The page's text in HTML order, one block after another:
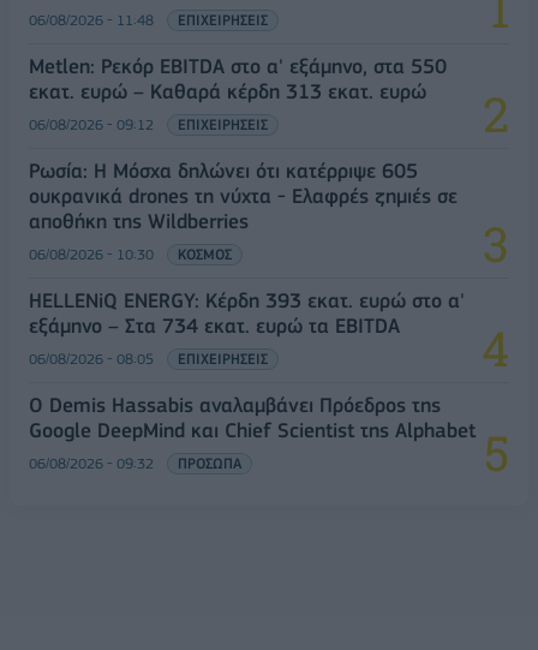
06/08/2026 - 11:48 ΕΠΙΧΕΙΡΗΣΕΙΣ
Metlen: Ρεκόρ EBITDA στο α' εξάμηνο, στα 550
εκατ. ευρώ – Καθαρά κέρδη 313 εκατ. ευρώ
06/08/2026 - 09:12 ΕΠΙΧΕΙΡΗΣΕΙΣ
Ρωσία: Η Μόσχα δηλώνει ότι κατέρριψε 605
ουκρανικά drones τη νύχτα - Ελαφρές ζημιές σε
αποθήκη της Wildberries
06/08/2026 - 10:30 ΚΟΣΜΟΣ
HELLENiQ ENERGY: Κέρδη 393 εκατ. ευρώ στο α'
εξάμηνο – Στα 734 εκατ. ευρώ τα EBITDA
06/08/2026 - 08:05 ΕΠΙΧΕΙΡΗΣΕΙΣ
Ο Demis Hassabis αναλαμβάνει Πρόεδρος της
Google DeepMind και Chief Scientist της Alphabet
06/08/2026 - 09:32 ΠΡΟΣΩΠΑ